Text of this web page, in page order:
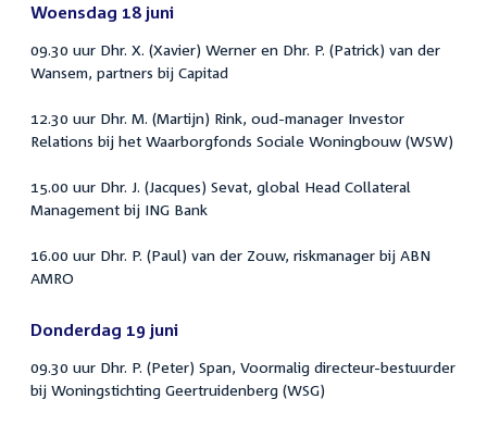
Woensdag 18 juni
09.30 uur Dhr. X. (Xavier) Werner en Dhr. P. (Patrick) van der
Wansem, partners bij Capitad
12.30 uur Dhr. M. (Martijn) Rink, oud-manager Investor
Relations bij het Waarborgfonds Sociale Woningbouw (WSW)
15.00 uur Dhr. J. (Jacques) Sevat, global Head Collateral
Management bij ING Bank
16.00 uur Dhr. P. (Paul) van der Zouw, riskmanager bij ABN
AMRO
Donderdag 19 juni
09.30 uur Dhr. P. (Peter) Span, Voormalig directeur-bestuurder
bij Woningstichting Geertruidenberg (WSG)